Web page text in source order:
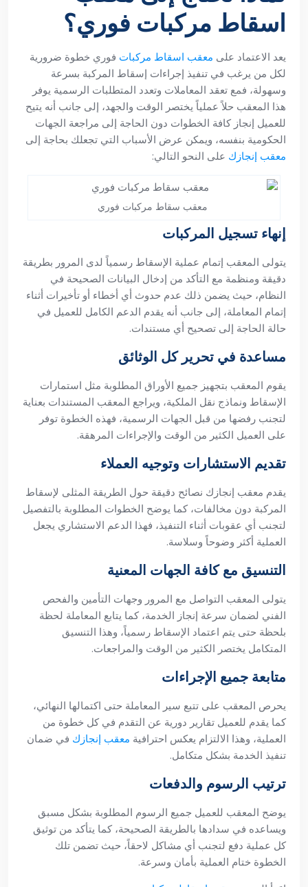
اسقاط مركبات فوري؟
يعد الاعتماد على معقب اسقاط مركبات فوري خطوة ضرورية
لكل من يرغب في تنفيذ إجراءات إسقاط المركبة بسرعة
وسهولة، فمع تعقد المعاملات وتعدد المتطلبات الرسمية يوفر
هذا المعقب حلاً عملياً يختصر الوقت والجهد، إلى جانب أنه يتيح
للعميل إنجاز كافة الخطوات دون الحاجة إلى مراجعة الجهات
الحكومية بنفسه، ويمكن عرض الأسباب التي تجعلك بحاجة إلى
معقب إنجازك على النحو التالي:
معقب سقاط مركبات فوري
إنهاء تسجيل المركبات
يتولى المعقب إتمام عملية الإسقاط رسمياً لدى المرور بطريقة
دقيقة ومنظمة مع التأكد من إدخال البيانات الصحيحة في
النظام، حيث يضمن ذلك عدم حدوث أي أخطاء أو تأخيرات أثناء
إتمام المعاملة، إلى جانب أنه يقدم الدعم الكامل للعميل في
حالة الحاجة إلى تصحيح أي مستندات.
مساعدة في تحرير كل الوثائق
يقوم المعقب بتجهيز جميع الأوراق المطلوبة مثل استمارات
الإسقاط ونماذج نقل الملكية، ويراجع المعقب المستندات بعناية
لتجنب رفضها من قبل الجهات الرسمية، فهذه الخطوة توفر
على العميل الكثير من الوقت والإجراءات المرهقة.
تقديم الاستشارات وتوجيه العملاء
يقدم معقب إنجازك نصائح دقيقة حول الطريقة المثلى لإسقاط
المركبة دون مخالفات، كما يوضح الخطوات المطلوبة بالتفصيل
لتجنب أي عقوبات أثناء التنفيذ، فهذا الدعم الاستشاري يجعل
العملية أكثر وضوحاً وسلاسة.
التنسيق مع كافة الجهات المعنية
يتولى المعقب التواصل مع المرور وجهات التأمين والفحص
الفني لضمان سرعة إنجاز الخدمة، كما يتابع المعاملة لحظة
بلحظة حتى يتم اعتماد الإسقاط رسمياً، وهذا التنسيق
المتكامل يختصر الكثير من الوقت والمراجعات.
متابعة جميع الإجراءات
يحرص المعقب على تتبع سير المعاملة حتى اكتمالها النهائي،
كما يقدم للعميل تقارير دورية عن التقدم في كل خطوة من
العملية، وهذا الالتزام يعكس احترافية معقب إنجازك في ضمان
تنفيذ الخدمة بشكل متكامل.
ترتيب الرسوم والدفعات
يوضح المعقب للعميل جميع الرسوم المطلوبة بشكل مسبق
ويساعده في سدادها بالطريقة الصحيحة، كما يتأكد من توثيق
كل عملية دفع لتجنب أي مشاكل لاحقاً، حيث تضمن تلك
الخطوة ختام العملية بأمان وسرعة.